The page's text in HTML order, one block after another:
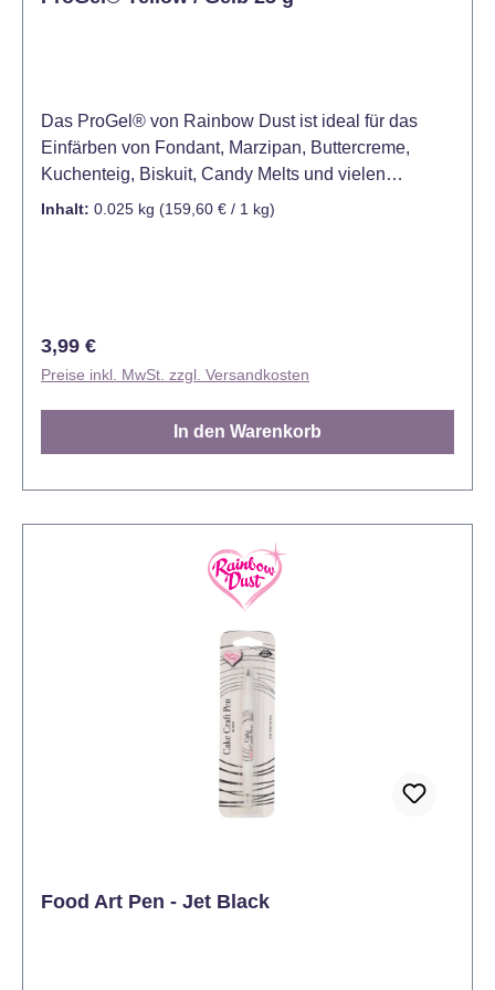
Das ProGel® von Rainbow Dust ist ideal für das
Einfärben von Fondant, Marzipan, Buttercreme,
Kuchenteig, Biskuit, Candy Melts und vielen
weiteren Produkten. Bereits eine kleine Menge
ist bereits in vielen verschiedenen Farben erhältlich.
Diese lassen sich auch hervorragend untereinander
mischen. Die empfohlene Menge beträgt 3 Gramm
Farbe pro 1 kg Dekoration (max. Dosierung 7 g ) und
backfest Inhalt: 25 Gramm. Lager: Bei
Entfernen Sie das Alusiegel unter der Schraubkappe
und fügen Sie die gewünschte Menge Gel ihrem
Produkt zu. Kneten Sie so lange, bis das
Inhalt: 0.025 kg (159,60 € / 1 kg)
Regulärer Preis:
3,99 €
Preise inkl. MwSt. zzgl. Versandkosten
In den Warenkorb
Food Art Pen - Jet Black